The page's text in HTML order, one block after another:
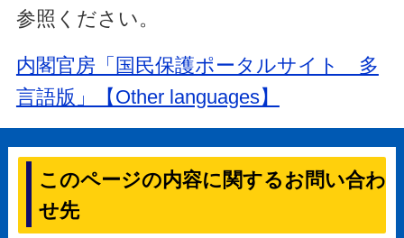
参照ください。
内閣官房「国民保護ポータルサイト 多
言語版」【Other languages】
このページの内容に関するお問い合わ
せ先